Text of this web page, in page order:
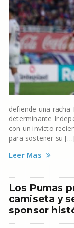
defiende una racha
determinante
con un invicto
para sostener su […]
Leer Mas
Los Pumas
camiseta y
sponsor